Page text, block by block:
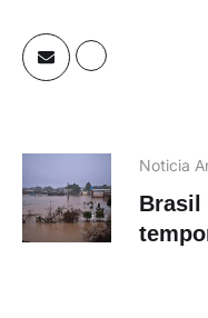
Noticia
Brasil